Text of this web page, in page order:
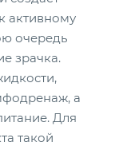
активному
очередь
зрачка.
а
Для
такой